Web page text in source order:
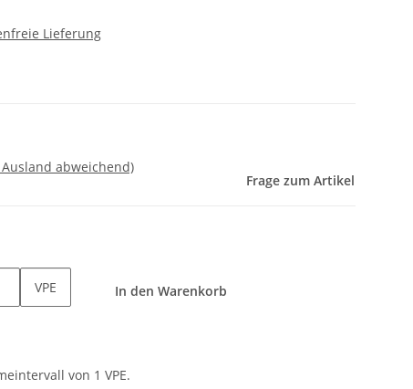
Lieferung
Ausland abweichend)
Frage zum Artikel
VPE In den Warenkorb
von 1 VPE.